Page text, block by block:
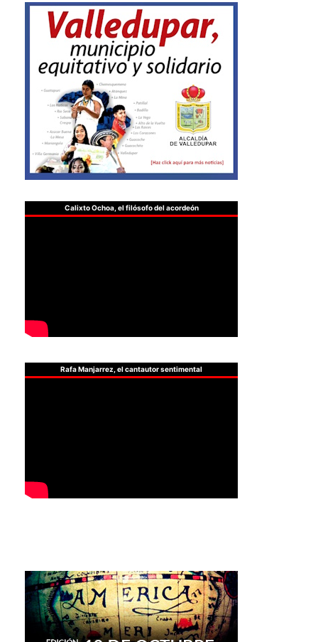
Calixto Ochoa, el filósofo del acordeón
Rafa Manjarrez, el cantautor sentimental